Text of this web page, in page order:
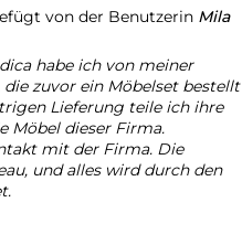
von der Benutzerin Mila
habe ich von meiner
zuvor ein Möbelset bestellt
Lieferung teile ich ihre
Möbel dieser Firma.
mit der Firma. Die
und alles wird durch den